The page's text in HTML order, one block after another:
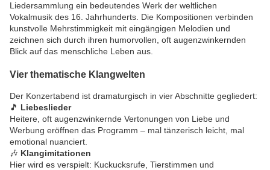
Liedersammlung ein bedeutendes Werk der weltlichen
Vokalmusik des 16. Jahrhunderts. Die Kompositionen verbinden
kunstvolle Mehrstimmigkeit mit eingängigen Melodien und
zeichnen sich durch ihren humorvollen, oft augenzwinkernden
Blick auf das menschliche Leben aus.
Vier thematische Klangwelten
Der Konzertabend ist dramaturgisch in vier Abschnitte gegliedert:
🎵 Liebeslieder
Heitere, oft augenzwinkernde Vertonungen von Liebe und
Werbung eröffnen das Programm – mal tänzerisch leicht, mal
emotional nuanciert.
🎶 Klangimitationen
Hier wird es verspielt: Kuckucksrufe, Tierstimmen und